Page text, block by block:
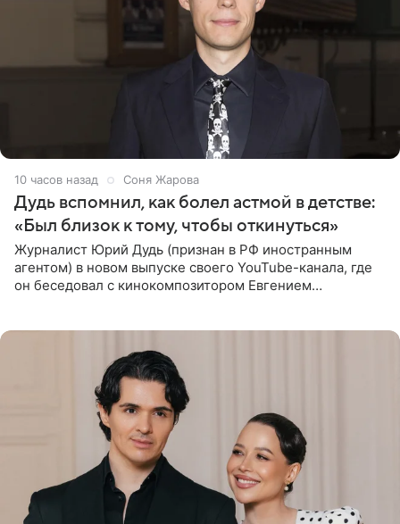
10 часов назад Соня Жарова
Дудь вспомнил, как болел астмой в детстве:
«Был близок к тому, чтобы откинуться»
Журналист Юрий Дудь (признан в РФ иностранным
агентом) в новом выпуске своего YouTube-канала, где
он беседовал с кинокомпозитором Евгением